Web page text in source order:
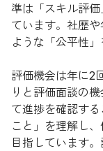
準は「スキル評
ています。社歴
ような「公平性」
評価機会は年に2
りと評価面談の
て進捗を確認す
こと」を理解し
目指しています